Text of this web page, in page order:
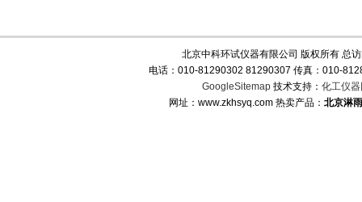
北京中科环试仪器有限公司 版权所有 总
电话：010-81290302 81290307 传真：010-
GoogleSitemap技术支持： 化工仪器
网址：www.zkhsyq.com 热卖产品： 北京淋